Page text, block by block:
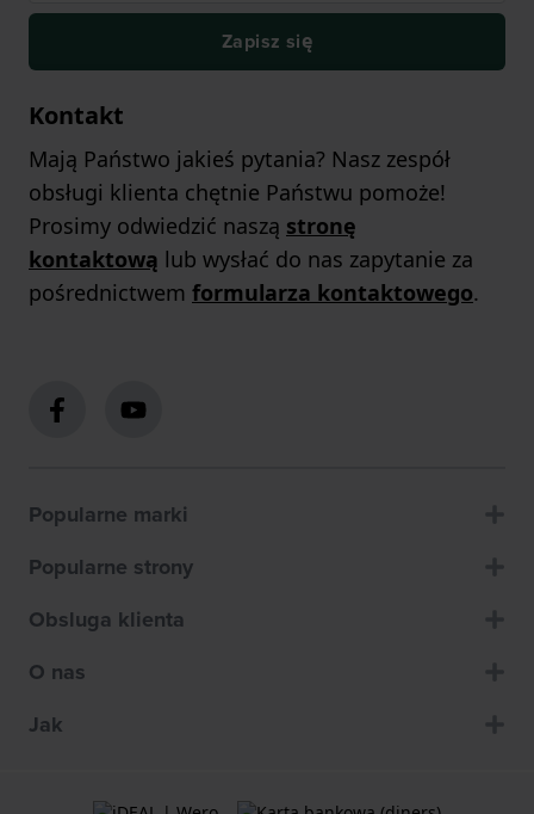
Zapisz się
Kontakt
Mają Państwo jakieś pytania? Nasz zespół
obsługi klienta chętnie Państwu pomoże!
Prosimy odwiedzić naszą stronę
kontaktową lub wysłać do nas zapytanie za
pośrednictwem formularza kontaktowego.
Popularne marki
Popularne strony
Obsluga klienta
O nas
Jak